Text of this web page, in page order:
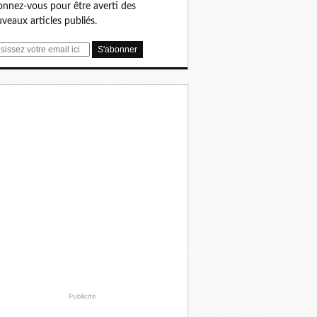
vous pour être averti des
articles publiés.
Publicité